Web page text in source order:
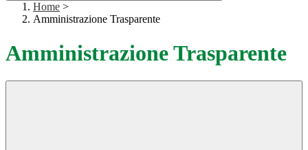
Home >
Amministrazione Trasparente
Amministrazione Trasparente